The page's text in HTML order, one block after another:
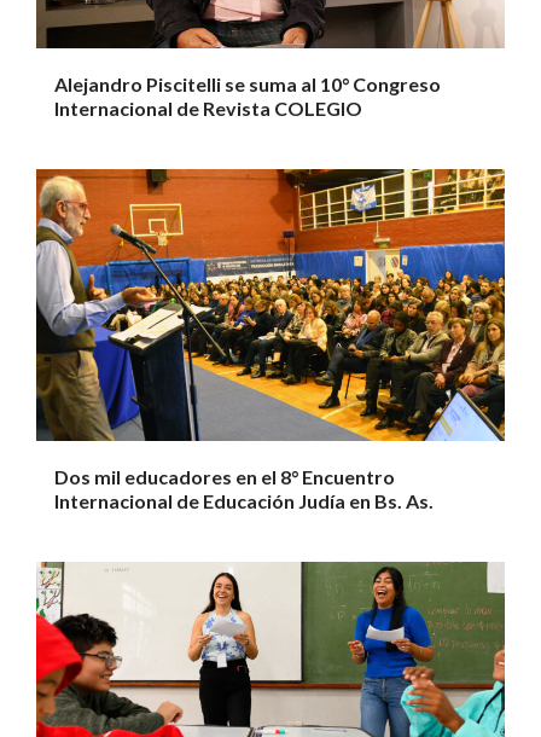
Alejandro Piscitelli se suma al 10° Congreso
Internacional de Revista COLEGIO
Dos mil educadores en el 8° Encuentro
Internacional de Educación Judía en Bs. As.